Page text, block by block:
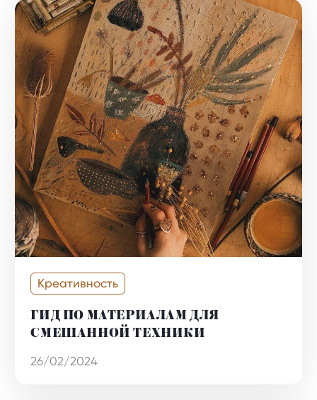
ГИД ПО МАТЕРИАЛАМ ДЛЯ
СМЕШАННОЙ ТЕХНИКИ
Креативность
26/02/2024